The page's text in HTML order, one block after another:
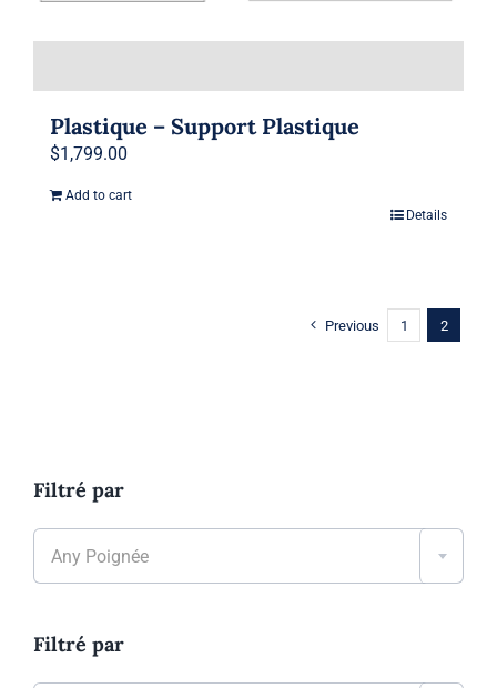
Plastique – Support Plastique
$1,799.00
Add to cart
Details
Previous 1 2
Filtré par
Any Poignée
Filtré par